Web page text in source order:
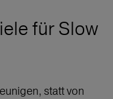
für Slow
statt von